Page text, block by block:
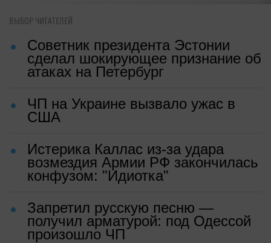
ВЫБОР ЧИТАТЕЛЕЙ
Советник президента Эстонии
сделал шокирующее признание об
атаках на Петербург
ЧП на Украине вызвало ужас в
США
Истерика Каллас из-за удара
возмездия Армии РФ закончилась
конфузом: "Идиотка"
Запретил русскую песню —
получил арматурой: под Одессой
произошло ЧП